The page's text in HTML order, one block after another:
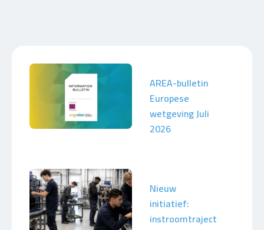
AREA-bulletin
Europese
wetgeving Juli
2026
Nieuw
initiatief:
instroomtraject